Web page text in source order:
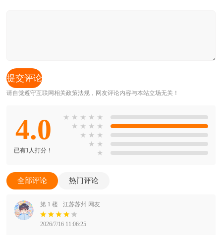
请自觉遵守互联网相关政策法规，网友评论内容与本站立场无关！
4.0
已有1人打分！
★ ★ ★ ★ ★
★ ★ ★ ★
★ ★ ★
★ ★
★
全部评论 热门评论
第 1 楼 江苏苏州 网友
2026/7/16 11:06:25